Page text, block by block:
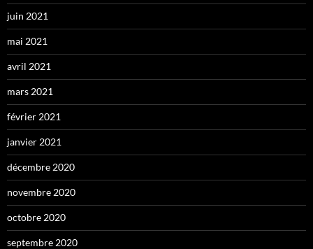
juin 2021
mai 2021
avril 2021
mars 2021
février 2021
janvier 2021
décembre 2020
novembre 2020
octobre 2020
septembre 2020